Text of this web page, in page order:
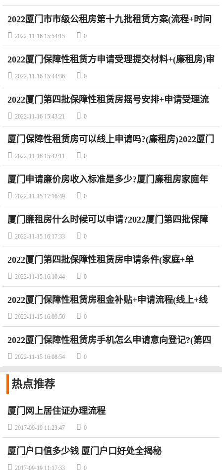
2022厦门市市级公租房第十九批租赁方案(流程+时间
+条件)
 2022-11-16 15:54:15  0
2022厦门保障性租赁方申请受理提交材料+(廉租房)审
核公示流程(第四批)
 2022-11-16 15:44:36  0
2022厦门第四批保障性租赁房摇号安排+申请受理流
程(时间+范围+流程+材料)
 2022-11-16 15:43:21  0
厦门保障性租赁房可以线上申请吗?(廉租房)2022厦门
第四批保障性租赁房意向登记提交材料(廉租房)
 2022-11-16 15:42:11  0
厦门申请亷价房收入标准是多少?厦门廉租房家庭年
收入包括哪些?
 2022-11-15 17:16:49  0
厦门廉租房什么时候可以申请?2022厦门第四批保障
性租赁房申请时间(廉租房)
 2022-11-15 16:17:33  0
2022厦门第四批保障性租赁房申请条件(家庭+单
身)+房源信息
 2022-11-15 16:10:44  0
2022厦门保障性租赁房租金补贴+申请流程(线上+线
下)
 2022-11-15 16:09:50  0
2022厦门保障性租赁房手机怎么申请意向登记?(第四
批)摇号后家庭顺序号可以跨批次使用吗?
 2022-11-15 16:08:54  0
热点推荐
厦门网上居住证办理流程
 2017-09-19 11:23:47  0
厦门户口值多少钱 厦门户口好处全揭秘
 2017-09-19 11:17:33  0